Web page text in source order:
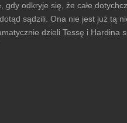
odkryje się, że całe
sądzili. Ona nie jest już tą
dzieli Tessę i